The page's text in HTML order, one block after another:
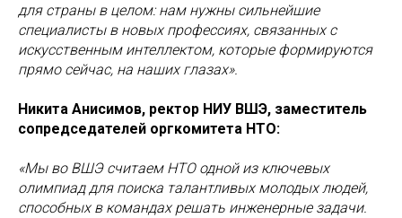
для страны в целом: нам нужны сильнейшие
специалисты в новых профессиях, связанных с
искусственным интеллектом, которые формируются
прямо сейчас, на наших глазах».
Никита Анисимов, ректор НИУ ВШЭ, заместитель
сопредседателей оргкомитета НТО:
«Мы во ВШЭ считаем НТО одной из ключевых
олимпиад для поиска талантливых молодых людей,
способных в командах решать инженерные задачи.